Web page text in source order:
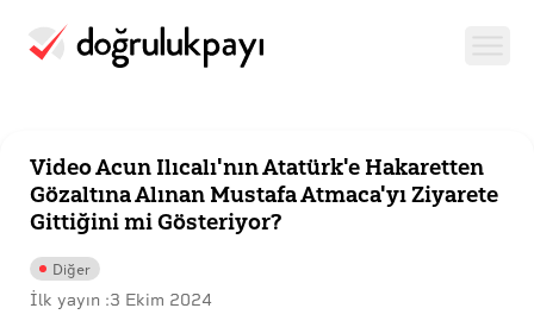
Video Acun Ilıcalı'nın Atatürk'e Hakaretten
Gözaltına Alınan Mustafa Atmaca'yı Ziyarete
Gittiğini mi Gösteriyor?
Diğer
İlk yayın :3 Ekim 2024